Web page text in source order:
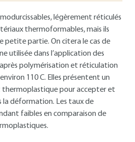
légèrement réticulés
thermoformables, mais ils
petite partie. On citera le cas de
utilisée dans l’application des
polymérisation et réticulation
110 C. Elles présentent un
thermoplastique pour accepter et
la déformation. Les taux de
faibles en comparaison de